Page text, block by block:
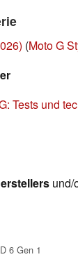
(Moto G
Tests und
und/
6 Gen 1